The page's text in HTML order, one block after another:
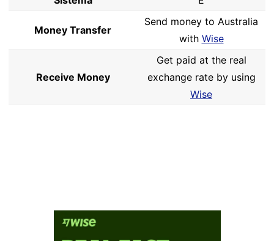
Money Transfer
Send money to Australia
with Wise
Receive Money
Get paid at the real
exchange rate by using
Wise